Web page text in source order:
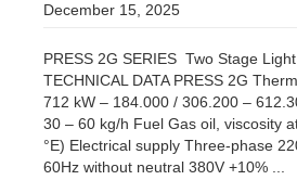
December 15, 2025
PRESS 2G SERIES Two Stage
TECHNICAL DATA PRESS 2G
712 kW – 184.000 / 306.200 –
30 – 60 kg/h Fuel Gas oil, viscosity
°E) Electrical supply Three-phase
60Hz without neutral 380V +10% ...